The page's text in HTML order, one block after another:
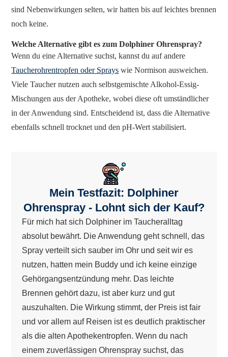
sind Nebenwirkungen selten, wir hatten bis auf leichtes brennen
noch keine.
Welche Alternative gibt es zum Dolphiner Ohrenspray?
Wenn du eine Alternative suchst, kannst du auf andere
Taucherohrentropfen oder Sprays wie Normison ausweichen.
Viele Taucher nutzen auch selbstgemischte Alkohol-Essig-
Mischungen aus der Apotheke, wobei diese oft umständlicher
in der Anwendung sind. Entscheidend ist, dass die Alternative
ebenfalls schnell trocknet und den pH-Wert stabilisiert.
Mein Testfazit: Dolphiner
Ohrenspray - Lohnt sich der Kauf?
Für mich hat sich Dolphiner im Taucheralltag
absolut bewährt. Die Anwendung geht schnell, das
Spray verteilt sich sauber im Ohr und seit wir es
nutzen, hatten mein Buddy und ich keine einzige
Gehörgangsentzündung mehr. Das leichte
Brennen gehört dazu, ist aber kurz und gut
auszuhalten. Die Wirkung stimmt, der Preis ist fair
und vor allem auf Reisen ist es deutlich praktischer
als die alten Apothekentropfen. Wenn du nach
einem zuverlässigen Ohrenspray suchst, das